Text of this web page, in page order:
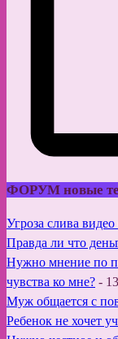
ФОРУМ новые
Угроза слива
Правда ли что
Нужно мнение по
чувства ко мне? -
Муж общается с
Ребенок не хочет